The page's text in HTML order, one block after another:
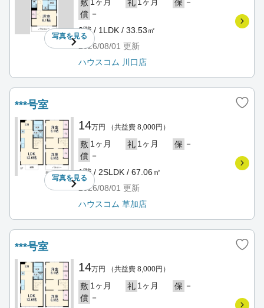
写真を見る
敷 礼 保
償 －
2階 / 1LDK / 33.53㎡
2026/08/01 更新
ハウスコム 川口店
***号室
写真を見る
14万円 （共益費 8,000円）
敷 1ヶ月 礼 1ヶ月 保 －
償 －
1階 / 2SLDK / 67.06㎡
2026/08/01 更新
ハウスコム 草加店
***号室
14万円 （共益費 8,000円）
敷 1ヶ月 礼 1ヶ月 保 －
償 －